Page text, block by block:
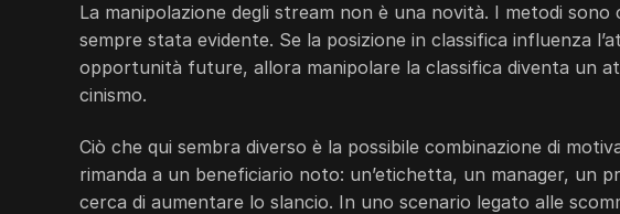
La manipolazione degli stream non è una novità. I metodi
sempre stata evidente. Se la posizione in classifica influenza
opportunità future, allora manipolare la classifica diventa un
cinismo.
Ciò che qui sembra diverso è la possibile combinazione di
rimanda a un beneficiario noto: un’etichetta, un manager, un
cerca di aumentare lo slancio. In uno scenario legato alle